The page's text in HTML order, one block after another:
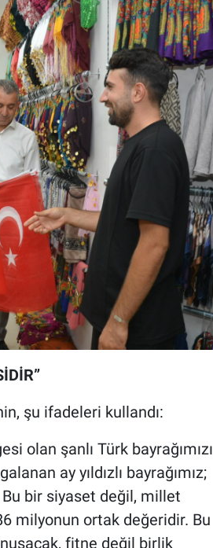
şu ifadeleri kullandı:
olan şanlı Türk bayrağımızı
ay yıldızlı bayrağımız;
bir siyaset değil, millet
milyonun ortak değeridir. Bu
fitne değil birlik